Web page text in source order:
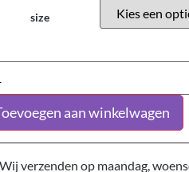
size
aan winkelwagen
Wij verzenden op maandag,